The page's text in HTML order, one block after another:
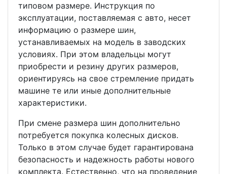
типовом размере. Инструкция по
эксплуатации, поставляемая с авто, несет
информацию о размере шин,
устанавливаемых на модель в заводских
условиях. При этом владельцы могут
приобрести и резину других размеров,
ориентируясь на свое стремление придать
машине те или иные дополнительные
характеристики.
При смене размера шин дополнительно
потребуется покупка колесных дисков.
Только в этом случае будет гарантирована
безопасность и надежность работы нового
комплекта. Естественно, что на проведение